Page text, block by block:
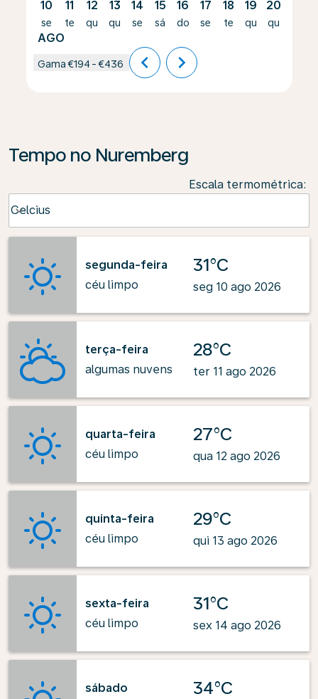
10
se
AGO
11
te
12
qu
13
qu
14
se
15
sá
16
do
17
se
18
te
19
qu
20
qu
Gama€194 -€436 chevron_left chevron_right
Tempo no Nuremberg
Escala termométrica:
Celcius
keyboard_arrow_down
segunda-feira
céu limpo
31°C
seg 10 ago 2026
terça-feira
algumas nuvens
28°C
ter 11 ago 2026
quarta-feira
céu limpo
27°C
qua 12 ago 2026
quinta-feira
céu limpo
29°C
qui 13 ago 2026
sexta-feira
céu limpo
31°C
sex 14 ago 2026
sábado
34°C